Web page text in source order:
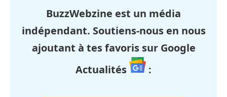
BuzzWebzine est un média
indépendant. Soutiens-nous en nous
ajoutant à tes favoris sur Google
Actualités
: